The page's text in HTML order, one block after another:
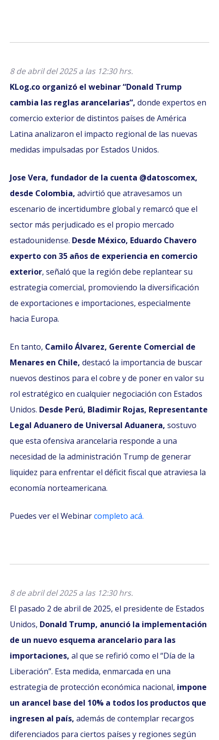
8 de abril del 2025 a las 12:30 hrs.
KLog.co organizó el webinar “Donald Trump
cambia las reglas arancelarias”, donde expertos en
comercio exterior de distintos países de América
Latina analizaron el impacto regional de las nuevas
medidas impulsadas por Estados Unidos.
Jose Vera, fundador de la cuenta @datoscomex,
desde Colombia, advirtió que atravesamos un
escenario de incertidumbre global y remarcó que el
sector más perjudicado es el propio mercado
estadounidense. Desde México, Eduardo Chavero
experto con 35 años de experiencia en comercio
exterior, señaló que la región debe replantear su
estrategia comercial, promoviendo la diversificación
de exportaciones e importaciones, especialmente
hacia Europa.
En tanto, Camilo Álvarez, Gerente Comercial de
Menares en Chile, destacó la importancia de buscar
nuevos destinos para el cobre y de poner en valor su
rol estratégico en cualquier negociación con Estados
Unidos. Desde Perú, Bladimir Rojas, Representante
Legal Aduanero de Universal Aduanera, sostuvo
que esta ofensiva arancelaria responde a una
necesidad de la administración Trump de generar
liquidez para enfrentar el déficit fiscal que atraviesa la
economía norteamericana.
Puedes ver el Webinarcompleto acá.
8 de abril del 2025 a las 12:30 hrs.
El pasado 2 de abril de 2025, el presidente de Estados
Unidos, Donald Trump, anunció la implementación
de un nuevo esquema arancelario para las
importaciones, al que se refirió como el “Día de la
Liberación”. Esta medida, enmarcada en una
estrategia de protección económica nacional, impone
un arancel base del 10% a todos los productos que
ingresen al país, además de contemplar recargos
diferenciados para ciertos países y regiones según